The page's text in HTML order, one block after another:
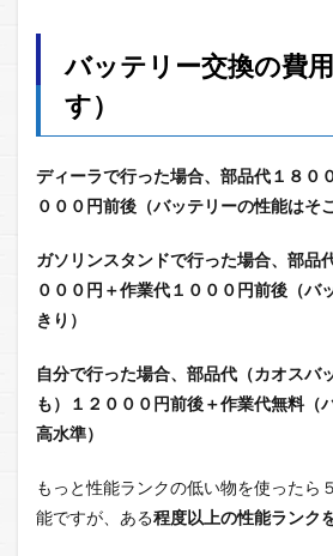
バッテリー交換の費
す）
ディーラで行った場合、部品代１８０
０００円前後（バッテリーの性能はそ
ガソリンスタンドで行った場合、部品
０００円＋作業代１０００円前後（バ
きり）
自分で行った場合、部品代（カオスバ
も）１２０００円前後＋作業代無料（
高水準）
もっと性能ランクの低い物を使ったら
能ですが、ある程度以上の性能ランク